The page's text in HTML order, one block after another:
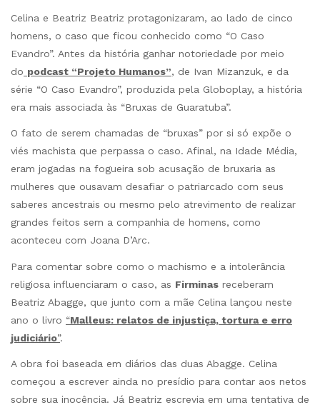
Celina e Beatriz Beatriz protagonizaram, ao lado de cinco
homens, o caso que ficou conhecido como “O Caso
Evandro”. Antes da história ganhar notoriedade por meio
do podcast “Projeto Humanos”, de Ivan Mizanzuk, e da
série “O Caso Evandro”, produzida pela Globoplay, a história
era mais associada às “Bruxas de Guaratuba”.
O fato de serem chamadas de “bruxas” por si só expõe o
viés machista que perpassa o caso. Afinal, na Idade Média,
eram jogadas na fogueira sob acusação de bruxaria as
mulheres que ousavam desafiar o patriarcado com seus
saberes ancestrais ou mesmo pelo atrevimento de realizar
grandes feitos sem a companhia de homens, como
aconteceu com Joana D’Arc.
Para comentar sobre como o machismo e a intolerância
religiosa influenciaram o caso, as Firminas receberam
Beatriz Abagge, que junto com a mãe Celina lançou neste
ano o livro “Malleus: relatos de injustiça, tortura e erro
judiciário”.
A obra foi baseada em diários das duas Abagge. Celina
começou a escrever ainda no presídio para contar aos netos
sobre sua inocência. Já Beatriz escrevia em uma tentativa de